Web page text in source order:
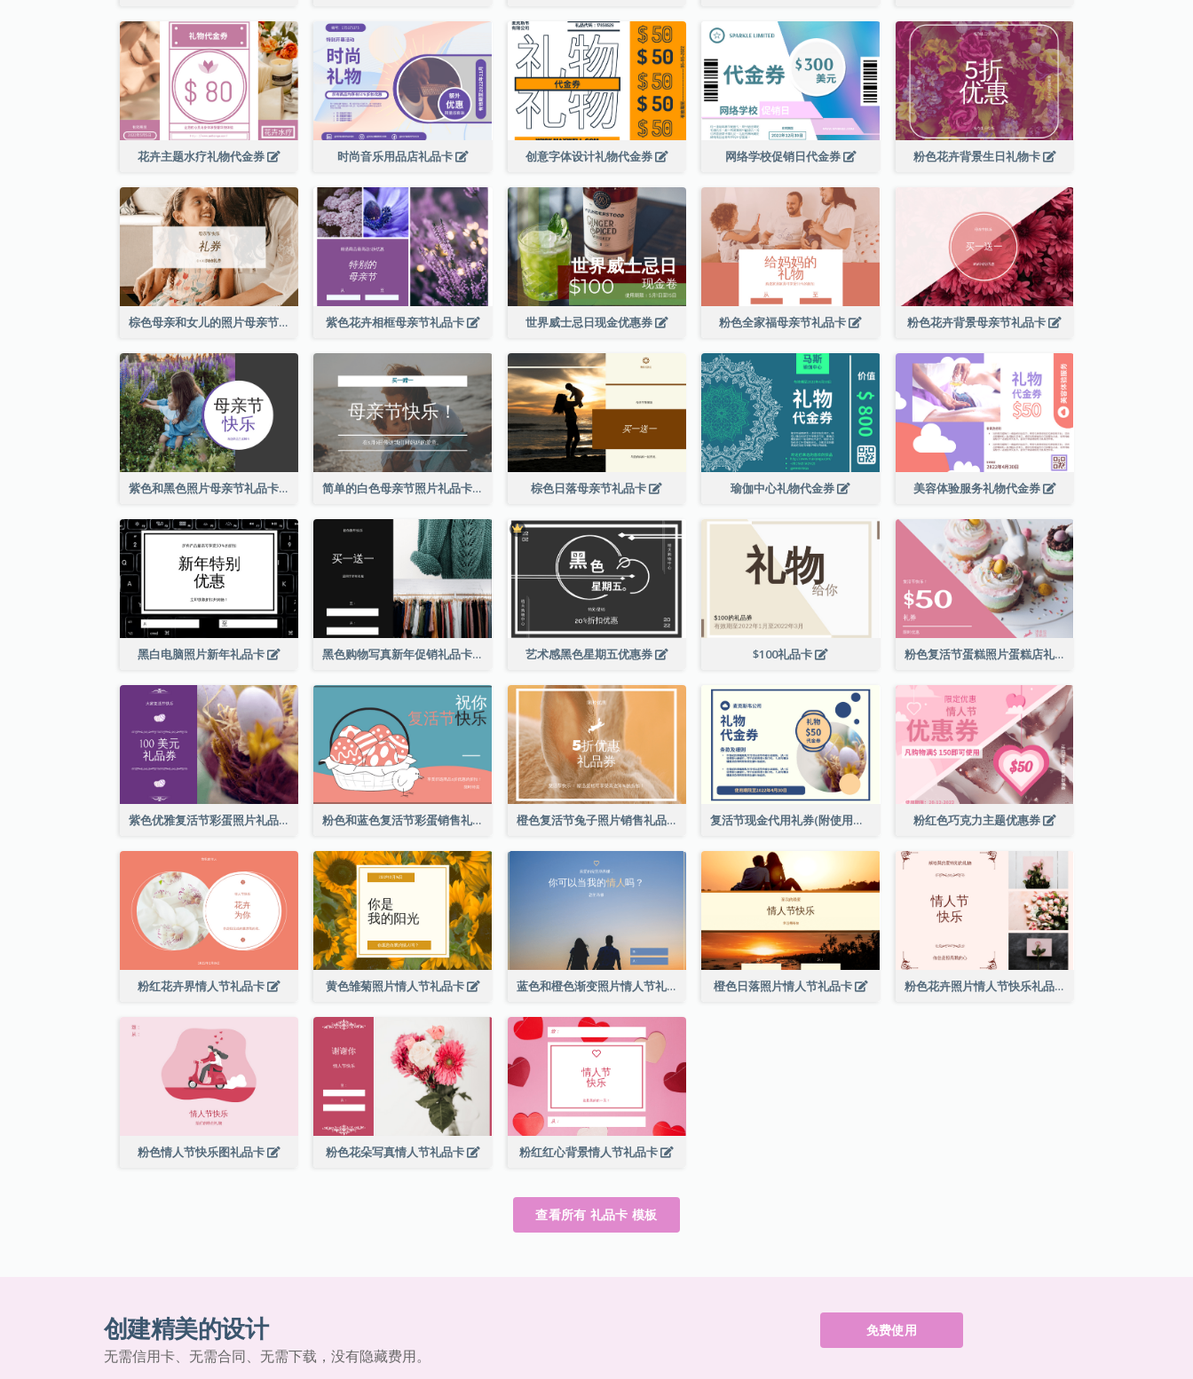
花卉主题水疗礼物代金券 时尚音乐用品店礼品卡 创意字体设计礼物代金券 网络学校促销日代金券 粉色花卉背景生日礼物卡
棕色母亲和女儿的照片母亲节的礼品卡 紫色花卉相框母亲节礼品卡 世界威士忌日现金优惠券 粉色全家福母亲节礼品卡 粉色花卉背景母亲节礼品卡
紫色和黑色照片母亲节礼品卡 简单的白色母亲节照片礼品卡 棕色日落母亲节礼品卡 瑜伽中心礼物代金券 美容体验服务礼物代金券
黑白电脑照片新年礼品卡 黑色购物写真新年促销礼品卡 艺术感黑色星期五优惠券 $100礼品卡 粉色复活节蛋糕照片蛋糕店礼品卡
紫色优雅复活节彩蛋照片礼品卡 粉色和蓝色复活节彩蛋销售礼品卡 橙色复活节兔子照片销售礼品卡 复活节现金代用礼券(附使用细则) 粉红色巧克力主题优惠券
粉红花卉界情人节礼品卡 黄色雏菊照片情人节礼品卡 蓝色和橙色渐变照片情人节礼品卡 橙色日落照片情人节礼品卡 粉色花卉照片情人节快乐礼品卡
粉色情人节快乐图礼品卡 粉色花朵写真情人节礼品卡 粉红红心背景情人节礼品卡
查看所有 礼品卡 模板
创建精美的设计
无需信用卡、无需合同、无需下载，没有隐藏费用。
免费使用